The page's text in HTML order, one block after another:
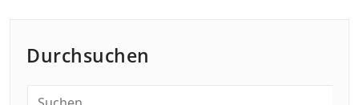
Durchsuchen